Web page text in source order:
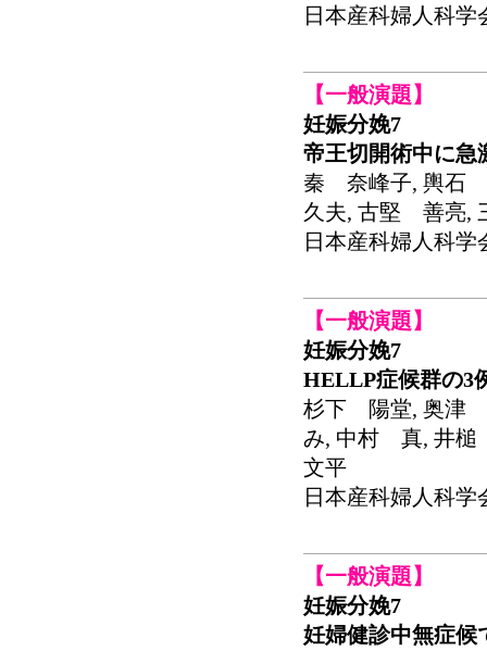
日本産科婦人科学
【一般演題】
妊娠分娩7
帝王切開術中に急
秦 奈峰子, 輿
久夫, 古堅 善亮,
日本産科婦人科学
【一般演題】
妊娠分娩7
HELLP症候群の3
杉下 陽堂, 奥津
み, 中村 真, 井
文平
日本産科婦人科学
【一般演題】
妊娠分娩7
妊婦健診中無症候